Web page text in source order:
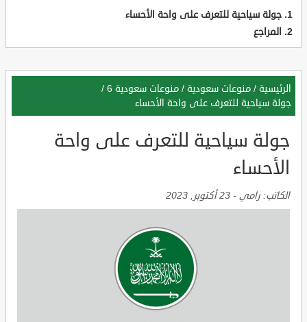
جولة سياحية للتعرف على واحة الأحساء
المراجع
الرئيسية / منوعات سعودية / منوعات سعودية 6
/
جولة سياحية للتعرف على واحة الأحساء
جولة سياحية للتعرف على واحة
الأحساء
الكاتب: رامي - 23 أكتوبر, 2023